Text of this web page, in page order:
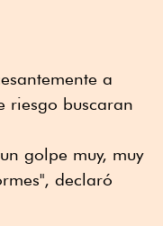
a
riesgo buscaran
golpe muy, muy
declaró